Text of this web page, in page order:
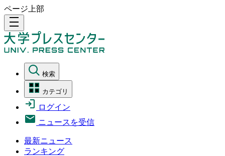
ページ上部
density_medium
検索
カテゴリ
ログイン
ニュースを受信
最新ニュース
ランキング